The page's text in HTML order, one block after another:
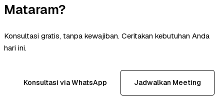
Mataram?
Konsultasi gratis, tanpa kewajiban. Ceritakan kebutuhan Anda
hari ini.
Konsultasi via WhatsApp Jadwalkan Meeting